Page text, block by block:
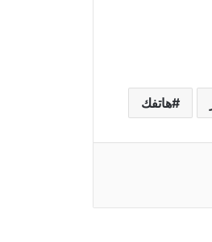
هاتفك